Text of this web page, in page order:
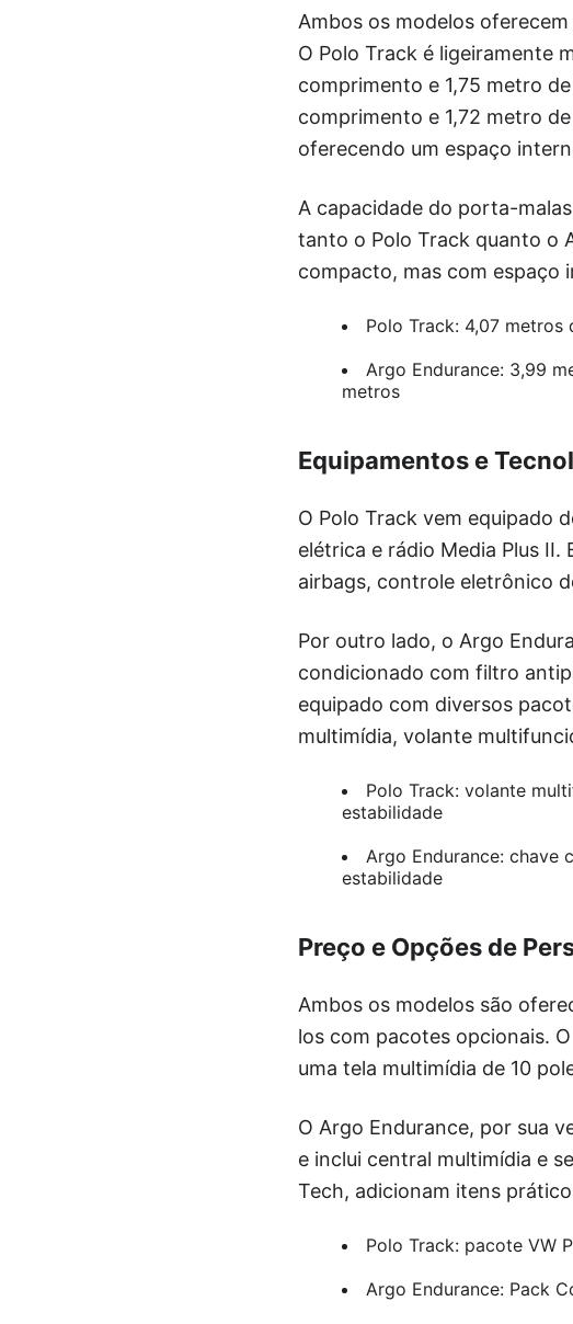
Ambos os modelos
O Polo Track é ligeiramente
comprimento e 1,75 metro
comprimento e 1,72 metro
oferecendo um espaço
A capacidade do porta-
tanto o Polo Track quanto o
compacto, mas com espaço
Polo Track: 4,07
Argo Endurance: 3,99
metros
Equipamentos e
O Polo Track vem equipado
elétrica e rádio Media Plus
airbags, controle eletrônico
Por outro lado, o Argo
condicionado com filtro
equipado com diversos
multimídia, volante
Polo Track: volante
estabilidade
Argo Endurance:
estabilidade
Preço e Opções de
Ambos os modelos são
los com pacotes opcionais.
uma tela multimídia de 10
O Argo Endurance, por sua
e inclui central multimídia e
Tech, adicionam itens
Polo Track: pacote VW
Argo Endurance: Pack